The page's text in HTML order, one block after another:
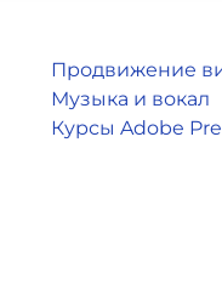
Продвижение
Музыка и вокал
Курсы Adobe